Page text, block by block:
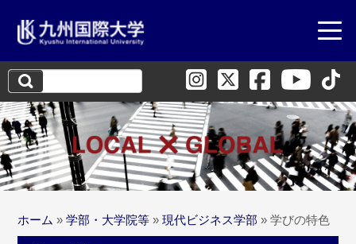
検
索:
ホーム » 学部・大学院等 » 現代ビジネス学部 » 学びの特色